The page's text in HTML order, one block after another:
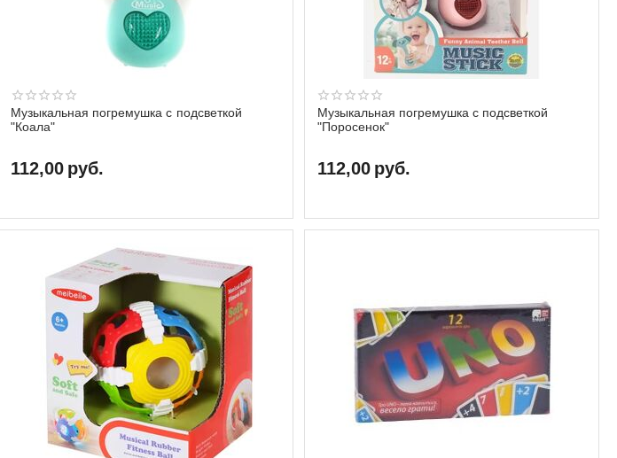
Музыкальная погремушка с подсветкой
"Коала"
112,00 руб.
Музыкальная погремушка с подсветкой
"Поросенок"
112,00 руб.